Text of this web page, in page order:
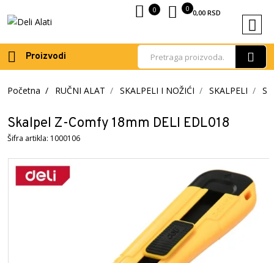
Proizvodi
0 0,00 RSD
0
Početna RUČNI ALAT SKALPELI I NOŽIĆI SKALPELI
Skalpel Z-Comfy 18mm DELI EDL018
Šifra artikla: 1000106